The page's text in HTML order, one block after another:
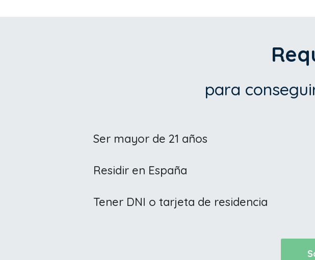
para
Ser mayor de 21 años
Residir en España
Tener DNI o tarjeta de residencia